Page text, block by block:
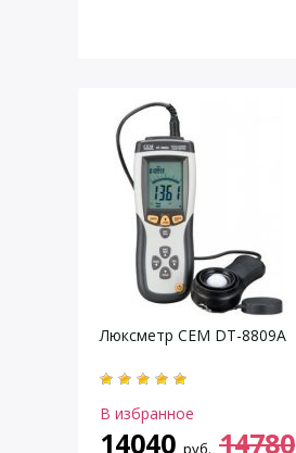
Люксметр CEM DT-8809A
В избранное
14040 руб. 14780